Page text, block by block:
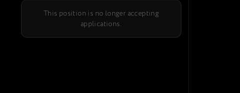
This position is no longer accepting
applications.